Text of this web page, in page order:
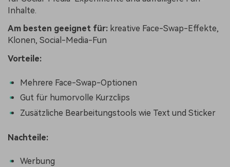
Inhalte.
Am besten geeignet für: kreative Face-Swap-Effekte,
Klonen, Social-Media-Fun
Vorteile:
Mehrere Face-Swap-Optionen
Gut für humorvolle Kurzclips
Zusätzliche Bearbeitungstools wie Text und Sticker
Nachteile:
Werbung